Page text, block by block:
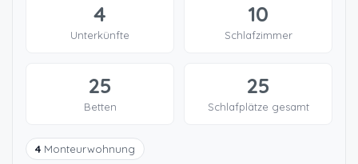
4
Unterkünfte
10
Schlafzimmer
25
Betten
25
Schlafplätze gesamt
4 Monteurwohnung